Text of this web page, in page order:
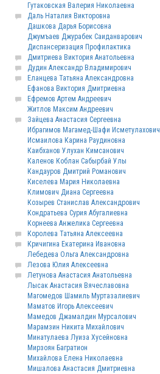
Гутаковская Валерия Николаевна
Даль Наталия Викторовна
Дашкова Дарья Борисовна
Джумъаев Джурабек Саиданварович
Диспансеризация Профилактика
Дмитриева Виктория Анатольевна
Дудин Александр Владимирович
Еланцева Татьяна Александровна
Ефанова Виктория Дмитриевна
Ефремов Артем Андреевич
Житлов Максим Андреевич
Зайцева Анастасия Сергеевна
Ибрагимов Магамед-Шафи Исметулахович
Исмаилова Карина Раудиновна
Каибханов Улухан Кимсанович
Каленов Коблан Сабырбай Улы
Кандауров Дмитрий Романович
Киселева Мария Николаевна
Климович Диана Сергеевна
Козырев Станислав Александрович
Кондратьева Сурия Абугалиевна
Корнеева Анжелика Сергеевна
Королева Татьяна Алексеевна
Кричигина Екатерина Ивановна
Лебедева Ольга Александровна
Лезова Юлия Алексеевна
Летунова Анастасия Анатольевна
Лысак Анастасия Вячеславовна
Магомедов Шамиль Муртазалиевич
Маматов Игорь Алексеевич
Мамедов Джамалдин Мурсалович
Марамзин Никита Михайлович
Минатулаева Луиза Хусейновна
Мирзоян Багратион
Михайлова Елена Николаевна
Мишалова Анастасия Дмитриевна